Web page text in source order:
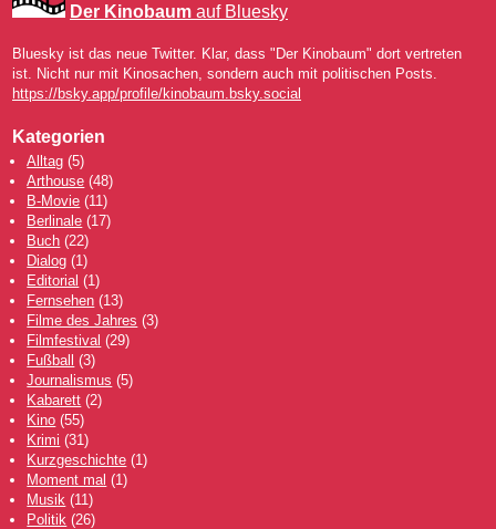
Der Kinobaum auf Bluesky
Bluesky ist das neue Twitter. Klar, dass "Der Kinobaum" dort vertreten
ist. Nicht nur mit Kinosachen, sondern auch mit politischen Posts.
https://bsky.app/profile/kinobaum.bsky.social
Kategorien
Alltag (5)
Arthouse (48)
B-Movie (11)
Berlinale (17)
Buch (22)
Dialog (1)
Editorial (1)
Fernsehen (13)
Filme des Jahres (3)
Filmfestival (29)
Fußball (3)
Journalismus (5)
Kabarett (2)
Kino (55)
Krimi (31)
Kurzgeschichte (1)
Moment mal (1)
Musik (11)
Politik (26)